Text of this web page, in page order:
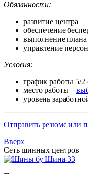
Обязанности:
развитие центра
обеспечение
выполнение
управление
Условия:
график работы 5/2
место работы –
уровень
Отправить резюме или
Вверх
Сеть шинных центров
Шина-33